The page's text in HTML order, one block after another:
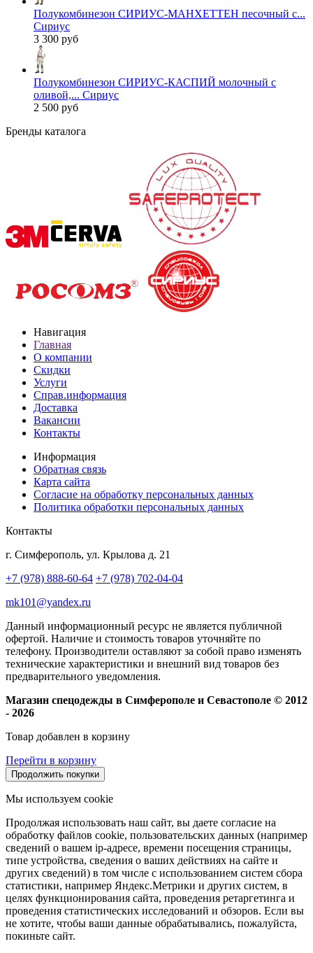
Полукомбинезон СИРИУС-МАНХЕТТЕН песочный с...
Сириус
3 300 руб
Полукомбинезон СИРИУС-КАСПИЙ молочный с
оливой,... Сириус
2 500 руб
Бренды каталога
Навигация
Главная
О компании
Скидки
Услуги
Справ.информация
Доставка
Вакансии
Контакты
Информация
Обратная связь
Карта сайта
Согласие на обработку персональных данных
Политика обработки персональных данных
Контакты
г. Симферополь, ул. Крылова д. 21
+7 (978) 888-60-64 +7 (978) 702-04-04
mk101@yandex.ru
Данный информационный ресурс не является публичной
офертой. Наличие и стоимость товаров уточняйте по
телефону. Производители оставляют за собой право изменять
технические характеристики и внешний вид товаров без
предварительного уведомления.
Магазин спецодежды в Симферополе и Севастополе © 2012
- 2026
Товар добавлен в корзину
Перейти в корзину
Продолжить покупки
Мы используем cookie
Продолжая использовать наш сайт, вы даете согласие на
обработку файлов cookie, пользовательских данных (например
сведений о вашем ip-адресе, времени посещения страницы,
типе устройства, сведения о ваших действиях на сайте и
других сведений) в том числе с использованием систем сбора
статистики, например Яндекс.Метрики и других систем, в
целях функционирования сайта, проведения ретаргетинга и
проведения статистических исследований и обзоров. Если вы
не хотите, чтобы ваши данные обрабатывались, пожалуйста,
покиньте сайт.